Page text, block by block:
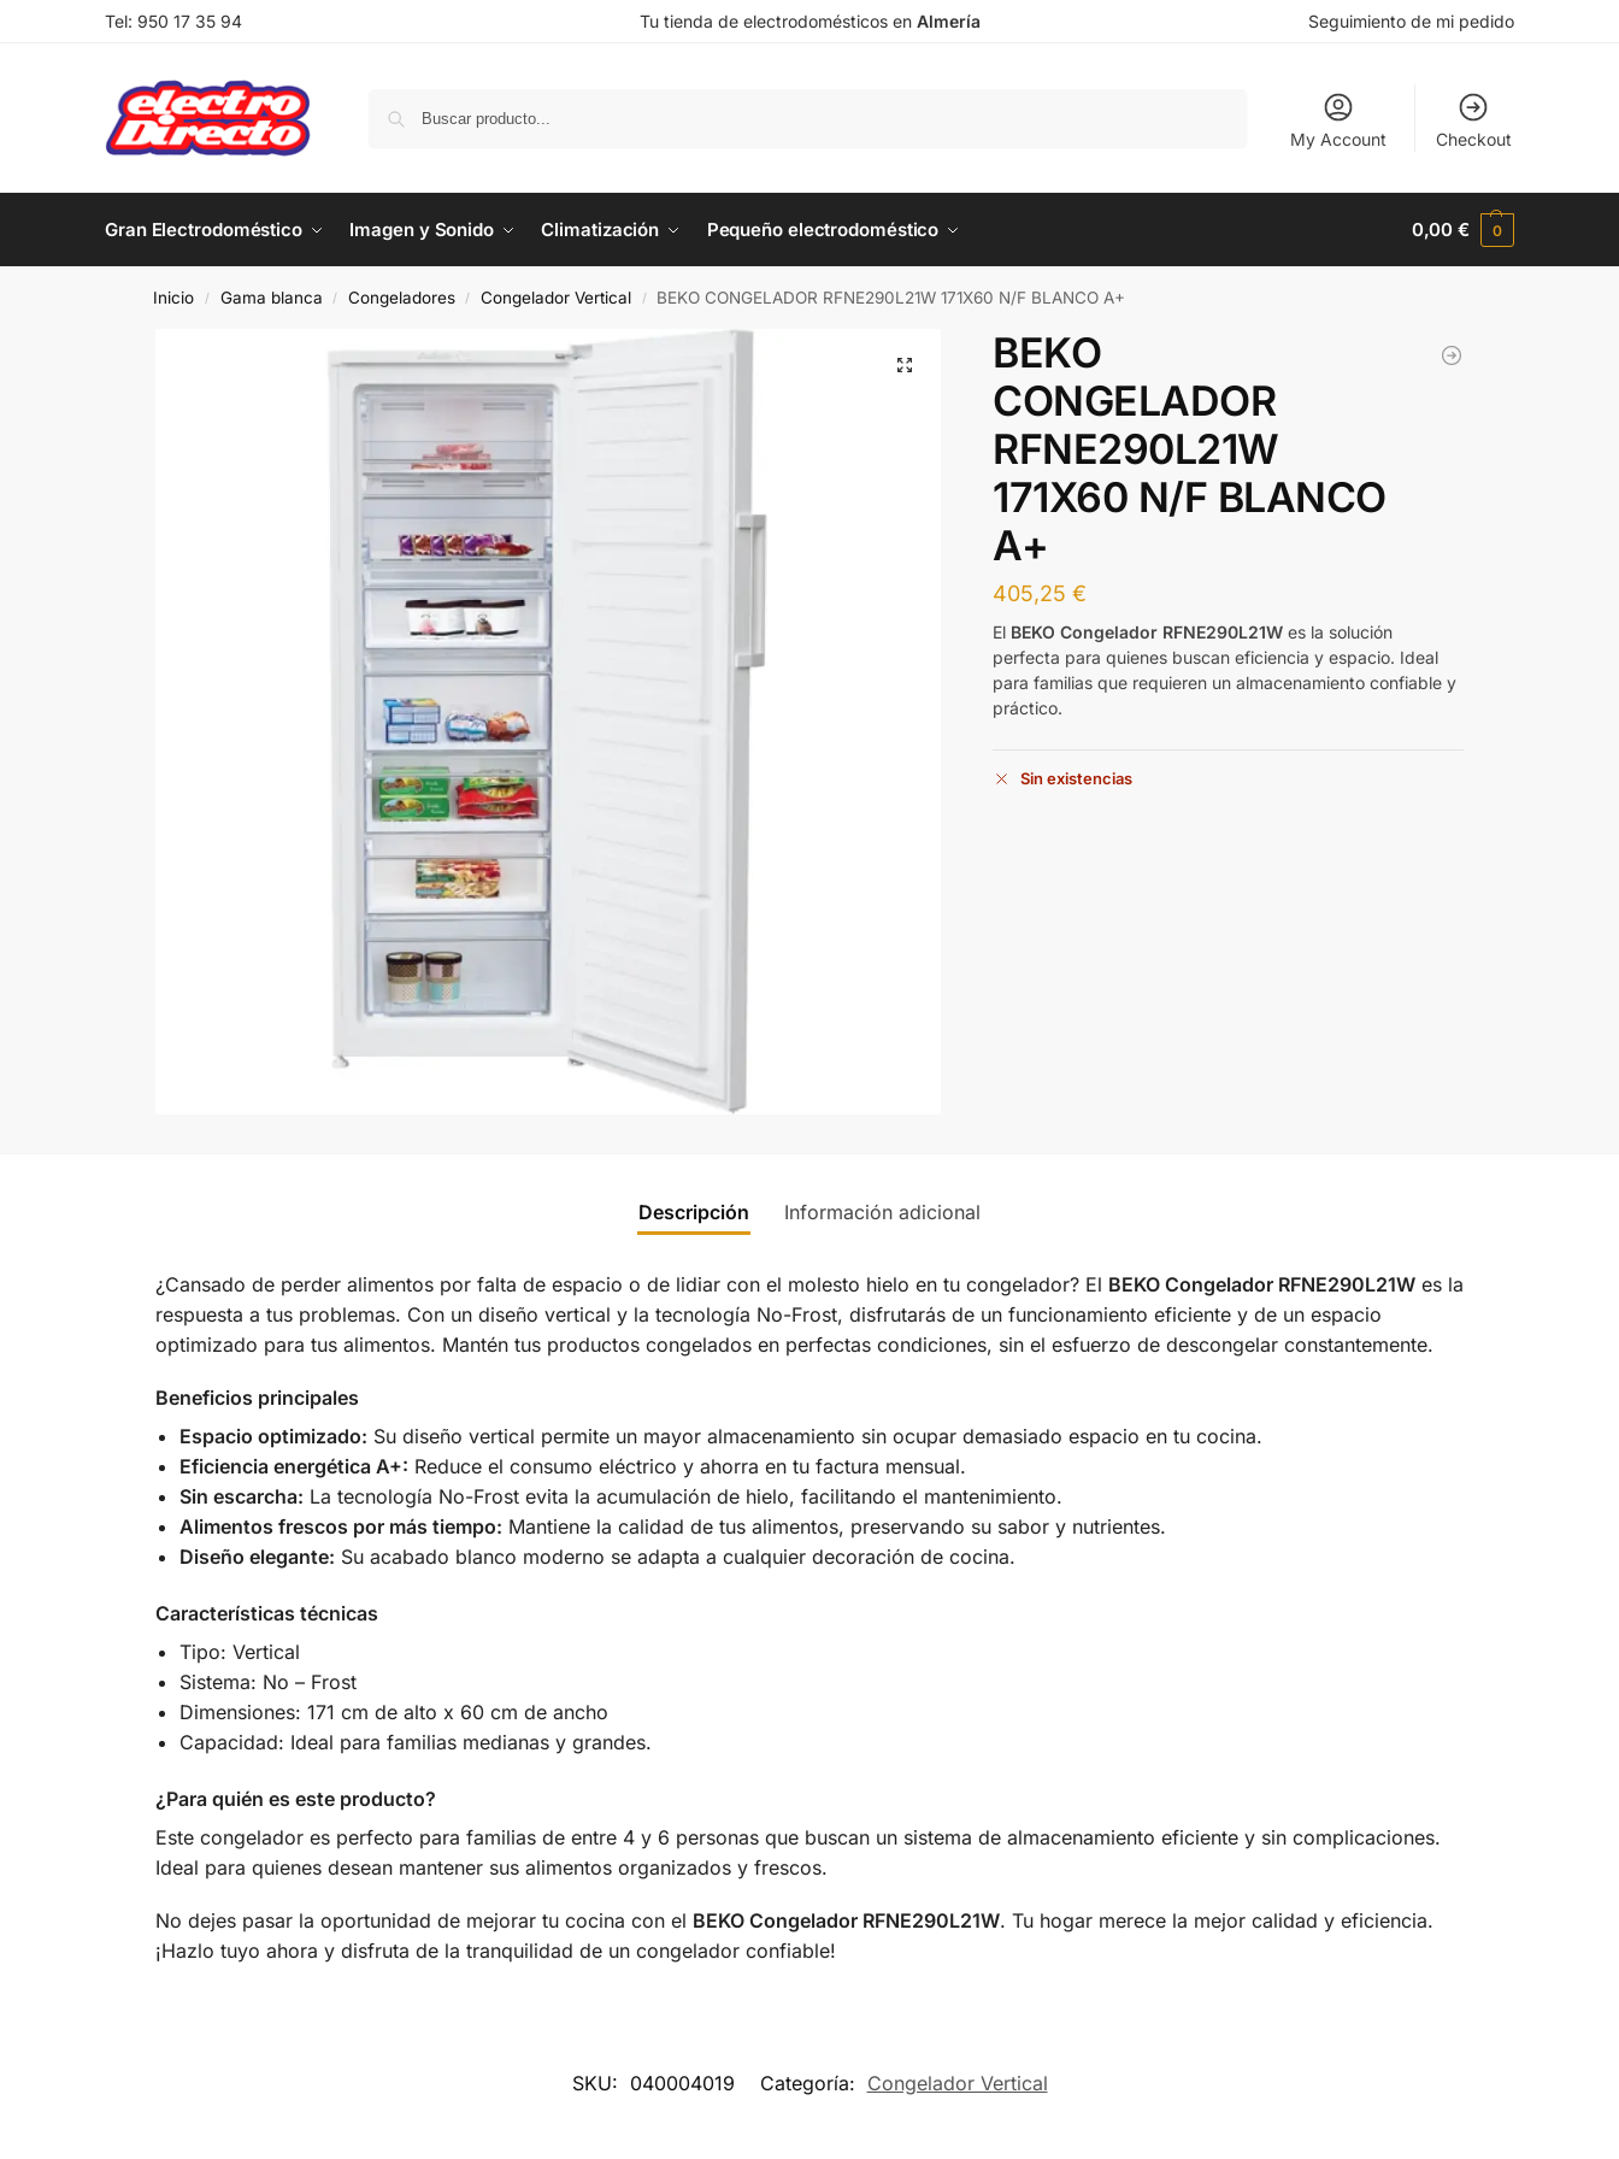
Tel: 950 17 35 94 Tu tienda de electrodomésticos en Almería Seguimiento de mi pedido
My Account Checkout
Gran Electrodoméstico Imagen y Sonido Climatización Pequeño electrodoméstico 0,00€ 0
Inicio / Gama blanca / Congeladores / Congelador Vertical / BEKO CONGELADOR RFNE290L21W 171X60 N/F BLANCO A+
BEKO
CONGELADOR
RFNE290L21W
171X60 N/F BLANCO
A+
405,25€
El BEKO Congelador RFNE290L21W es la solución
perfecta para quienes buscan eficiencia y espacio. Ideal
para familias que requieren un almacenamiento confiable y
práctico.
Sin existencias
Descripción Información adicional
¿Cansado de perder alimentos por falta de espacio o de lidiar con el molesto hielo en tu congelador? El BEKO Congelador RFNE290L21Wes la
respuesta a tus problemas. Con un diseño vertical y la tecnología No-Frost, disfrutarás de un funcionamiento eficiente y de un espacio
optimizado para tus alimentos. Mantén tus productos congelados en perfectas condiciones, sin el esfuerzo de descongelar constantemente.
Beneficios principales
Espacio optimizado: Su diseño vertical permite un mayor almacenamiento sin ocupar demasiado espacio en tu cocina.
Eficiencia energética A+: Reduce el consumo eléctrico y ahorra en tu factura mensual.
Sin escarcha: La tecnología No-Frost evita la acumulación de hielo, facilitando el mantenimiento.
Alimentos frescos por más tiempo: Mantiene la calidad de tus alimentos, preservando su sabor y nutrientes.
Diseño elegante: Su acabado blanco moderno se adapta a cualquier decoración de cocina.
Características técnicas
Tipo: Vertical
Sistema: No – Frost
Dimensiones: 171 cm de alto x 60 cm de ancho
Capacidad: Ideal para familias medianas y grandes.
¿Para quién es este producto?
Este congelador es perfecto para familias de entre 4 y 6 personas que buscan un sistema de almacenamiento eficiente y sin complicaciones.
Ideal para quienes desean mantener sus alimentos organizados y frescos.
No dejes pasar la oportunidad de mejorar tu cocina con el BEKO Congelador RFNE290L21W. Tu hogar merece la mejor calidad y eficiencia.
¡Hazlo tuyo ahora y disfruta de la tranquilidad de un congelador confiable!
SKU: 040004019 Categoría: Congelador Vertical